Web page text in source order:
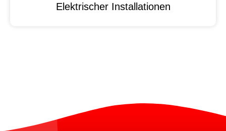
Elektrischer Installationen